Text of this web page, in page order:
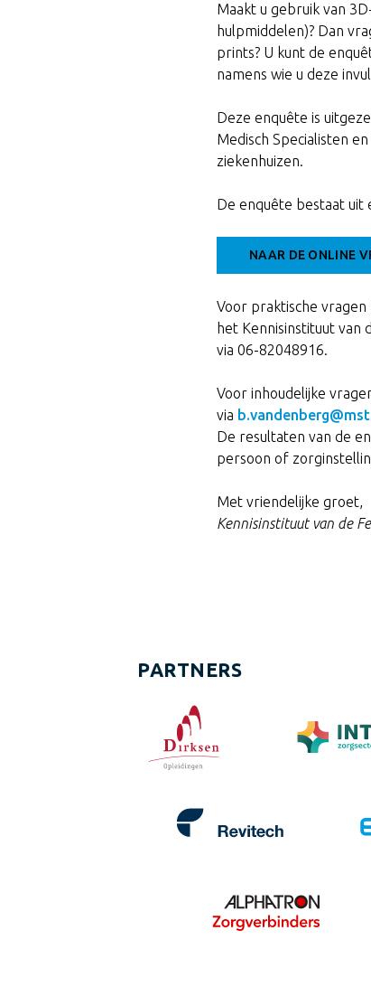
Maakt u gebruik van
hulpmiddelen)? Dan
prints? U kunt de
namens wie u deze
Deze enquête is
Medisch Specialisten
ziekenhuizen.
De enquête bestaat uit
NAAR DE ONLINE
Voor praktische vragen
het Kennisinstituut van
via 06-82048916.
Voor inhoudelijke
via
De resultaten van de
persoon of
Met vriendelijke groet,
Kennisinstituut van de
PARTNERS